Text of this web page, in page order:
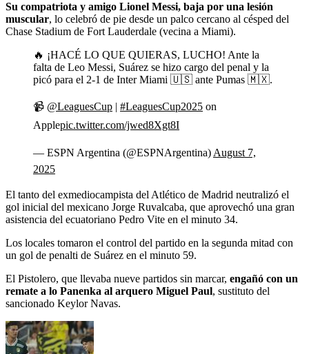
Su compatriota y amigo Lionel Messi, baja por una lesión
muscular, lo celebró de pie desde un palco cercano al césped del
Chase Stadium de Fort Lauderdale (vecina a Miami).
🔥 ¡HACÉ LO QUE QUIERAS, LUCHO! Ante la
falta de Leo Messi, Suárez se hizo cargo del penal y la
picó para el 2-1 de Inter Miami 🇺🇸 ante Pumas 🇲🇽.
📹 @LeaguesCup | #LeaguesCup2025 on
Applepic.twitter.com/jwed8Xgt8I
— ESPN Argentina (@ESPNArgentina) August 7,
2025
El tanto del exmediocampista del Atlético de Madrid neutralizó el
gol inicial del mexicano Jorge Ruvalcaba, que aprovechó una gran
asistencia del ecuatoriano Pedro Vite en el minuto 34.
Los locales tomaron el control del partido en la segunda mitad con
un gol de penalti de Suárez en el minuto 59.
El Pistolero, que llevaba nueve partidos sin marcar, engañó con un
remate a lo Panenka al arquero Miguel Paul, sustituto del
sancionado Keylor Navas.